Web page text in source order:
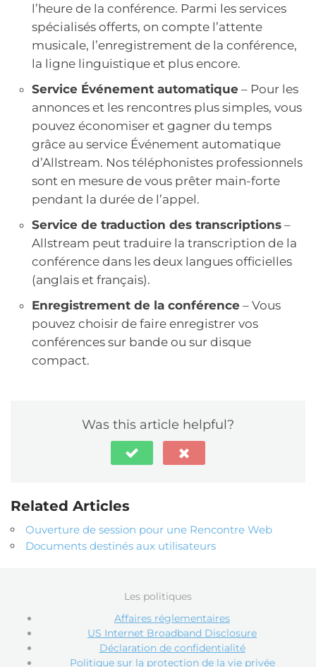
l’heure de la conférence. Parmi les services
spécialisés offerts, on compte l’attente
musicale, l’enregistrement de la conférence,
la ligne linguistique et plus encore.
Service Événement automatique – Pour les
annonces et les rencontres plus simples, vous
pouvez économiser et gagner du temps
grâce au service Événement automatique
d’Allstream. Nos téléphonistes professionnels
sont en mesure de vous prêter main-forte
pendant la durée de l’appel.
Service de traduction des transcriptions –
Allstream peut traduire la transcription de la
conférence dans les deux langues officielles
(anglais et français).
Enregistrement de la conférence – Vous
pouvez choisir de faire enregistrer vos
conférences sur bande ou sur disque
compact.
Was this article helpful?
Related Articles
Ouverture de session pour une Rencontre Web
Documents destinés aux utilisateurs
Les politiques
Affaires réglementaires
US Internet Broadband Disclosure
Déclaration de confidentialité
Politique sur la protection de la vie privée